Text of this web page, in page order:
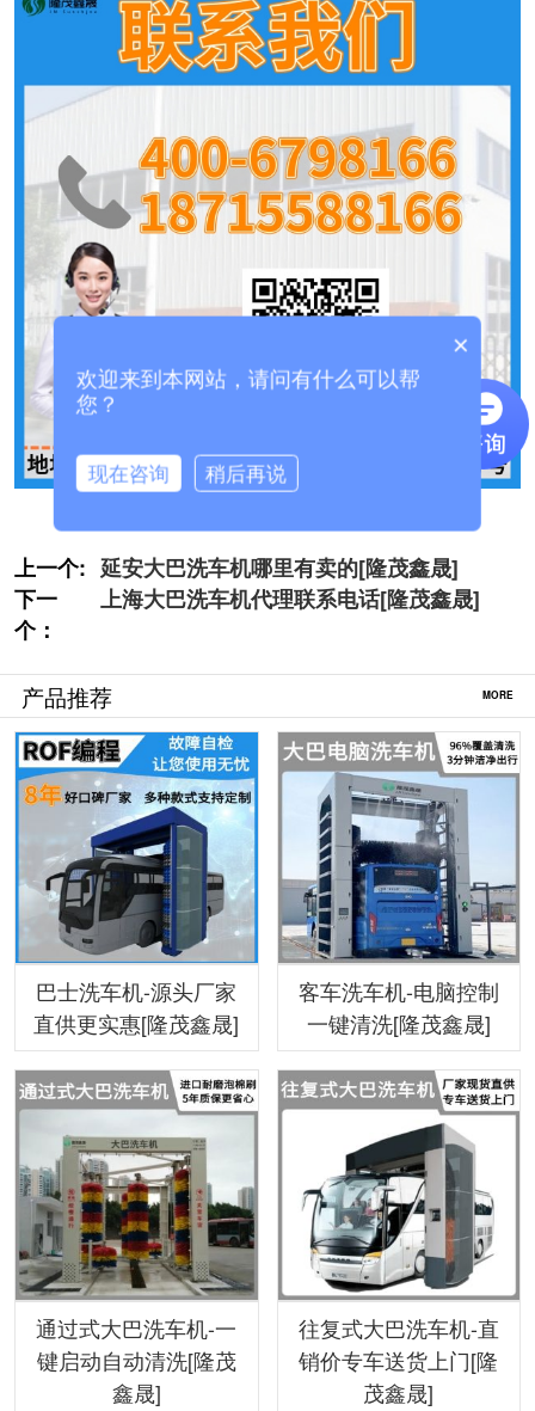
上一个: 延安大巴洗车机哪里有卖的[隆茂鑫晟]
下一
个：
上海大巴洗车机代理联系电话[隆茂鑫晟]
产品推荐 MORE
巴士洗车机-源头厂家
直供更实惠[隆茂鑫晟]
客车洗车机-电脑控制
一键清洗[隆茂鑫晟]
通过式大巴洗车机-一
键启动自动清洗[隆茂
鑫晟]
往复式大巴洗车机-直
销价专车送货上门[隆
茂鑫晟]
×
欢迎来到本网站，请问有什么可以帮
您？
现在咨询 稍后再说